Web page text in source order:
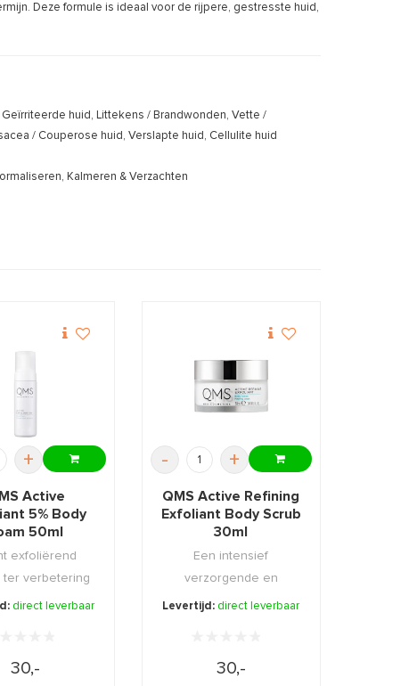
Deze formule is ideaal voor de rijpere, gestresste huid,
huid, Littekens / Brandwonden, Vette /
/ Couperose huid, Verslapte huid, Cellulite huid
Kalmeren & Verzachten
+
Active
5% Body
50ml
exfoliërend
ter verbetering
de huid.
direct leverbaar
30,-
- +
QMS Active Refining
Exfoliant Body Scrub
30ml
Een intensief
verzorgende en
hydraterende
Levertijd: direct leverbaar
30,-